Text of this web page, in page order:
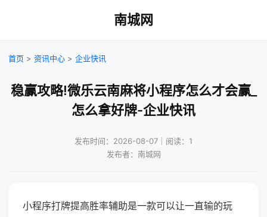
南城网
首页 > 资讯中心 > 企业快讯
稳赢攻略!微乐云南麻将小程序怎么才会赢_
怎么拿好牌-企业快讯
发布时间：2026-08-07｜阅读：1
发布者：南城网
小程序打牌提高胜率辅助是一款可以让一直输的玩